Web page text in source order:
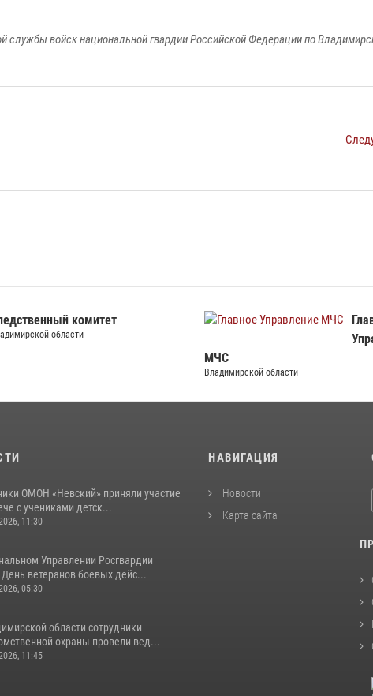
службы войск национальной гвардии Российской Федерации по
комитет
области
МЧС
Владимирской области
ОМОН «Невский» приняли участие
с учениками детск...
11:30
Управлении Росгвардии
ветеранов боевых дейс...
05:30
области сотрудники
охраны провели вед...
11:45
НАВИГАЦИЯ
Новости
Карта сайта